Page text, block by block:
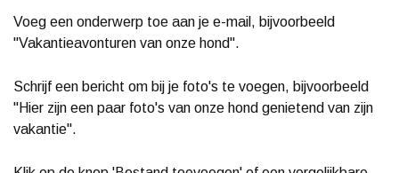
Voeg een onderwerp toe aan je e-mail, bijvoorbeeld
"Vakantieavonturen van onze hond".
Schrijf een bericht om bij je foto's te voegen, bijvoorbeeld
"Hier zijn een paar foto's van onze hond genietend van zijn
vakantie".